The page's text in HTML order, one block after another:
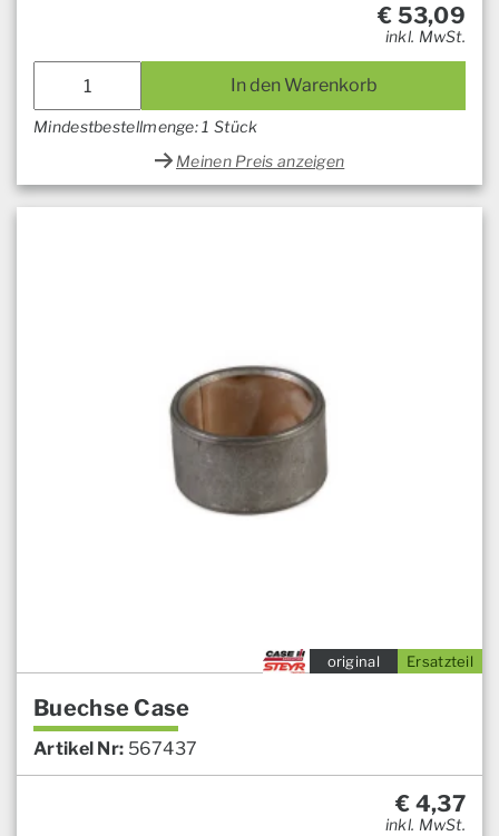
€ 53,09
inkl. MwSt.
In den Warenkorb
Mindestbestellmenge: 1 Stück
Meinen Preis anzeigen
Ersatzteil
original
Buechse Case
Artikel Nr: 567437
€ 4,37
inkl. MwSt.